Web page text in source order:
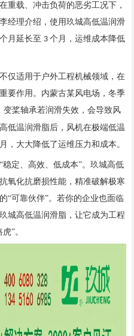
重载、冲击负荷的恶劣工况下，
经理介绍，使用玖城高低温润滑
个月延长至 3个月，运维成本降低
仅适用于户外工程机械领域，在
要作用。内蒙古某风电场，冬季
桨轴承若润滑失效，会导致风
低温润滑脂后，风机在极端低温
，大大降低了运维压力和成本。
“稳定、高效、低成本”。玖城高低
氧化抗磨损性能，精准破解极寒
“可靠伙伴”。若你的企业也面临
城高低温润滑脂，让它成为工程
”。